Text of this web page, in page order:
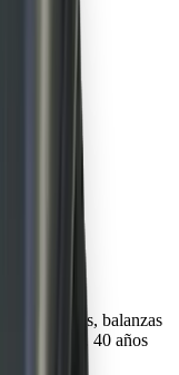
fiscales, balanzas
40 años